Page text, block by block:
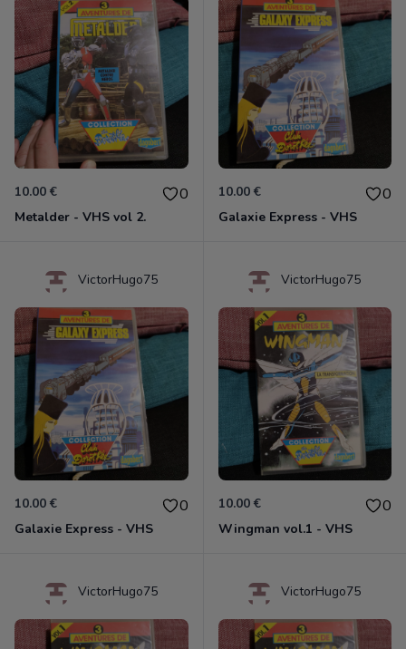
10.00 € 0
Metalder - VHS vol 2.
10.00 € 0
Galaxie Express - VHS
VictorHugo75
10.00 € 0
Galaxie Express - VHS
VictorHugo75
10.00 € 0
Wingman vol.1 - VHS
VictorHugo75 VictorHugo75